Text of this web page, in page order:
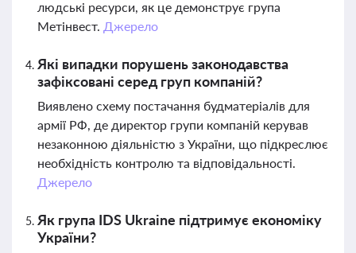
людські ресурси, як це демонструє група
Метінвест. Джерело
Які випадки порушень законодавства
зафіксовані серед груп компаній?
Виявлено схему постачання будматеріалів для
армії РФ, де директор групи компаній керував
незаконною діяльністю з України, що підкреслює
необхідність контролю та відповідальності.
Джерело
Як група IDS Ukraine підтримує економіку
України?